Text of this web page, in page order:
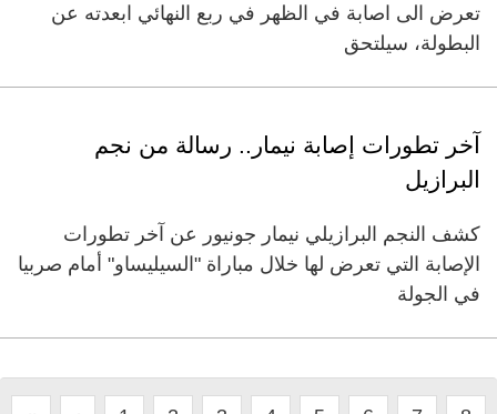
تعرض الى اصابة في الظهر في ربع النهائي ابعدته عن
البطولة، سيلتحق
آخر تطورات إصابة نيمار.. رسالة من نجم
البرازيل
كشف النجم البرازيلي نيمار جونيور عن آخر تطورات
الإصابة التي تعرض لها خلال مباراة "السيليساو" أمام صربيا
في الجولة